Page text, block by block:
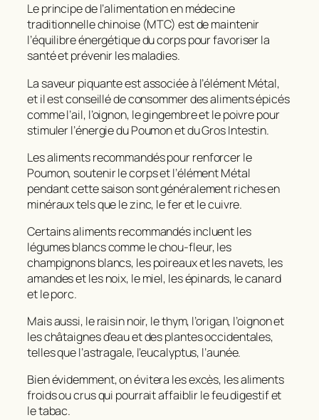
Le principe de l’alimentation en médecine
traditionnelle chinoise (MTC) est de maintenir
l’équilibre énergétique du corps pour favoriser la
santé et prévenir les maladies.
La saveur piquante est associée à l’élément Métal,
et il est conseillé de consommer des aliments épicés
comme l’ail, l’oignon, le gingembre et le poivre pour
stimuler l’énergie du Poumon et du Gros Intestin.
Les aliments recommandés pour renforcer le
Poumon, soutenir le corps et l’élément Métal
pendant cette saison sont généralement riches en
minéraux tels que le zinc, le fer et le cuivre.
Certains aliments recommandés incluent les
légumes blancs comme le chou-fleur, les
champignons blancs, les poireaux et les navets, les
amandes et les noix, le miel, les épinards, le canard
et le porc.
Mais aussi, le raisin noir, le thym, l’origan, l’oignon et
les châtaignes d’eau et des plantes occidentales,
telles que l’astragale, l’eucalyptus, l’aunée.
Bien évidemment, on évitera les excès, les aliments
froids ou crus qui pourrait affaiblir le feu digestif et
le tabac.